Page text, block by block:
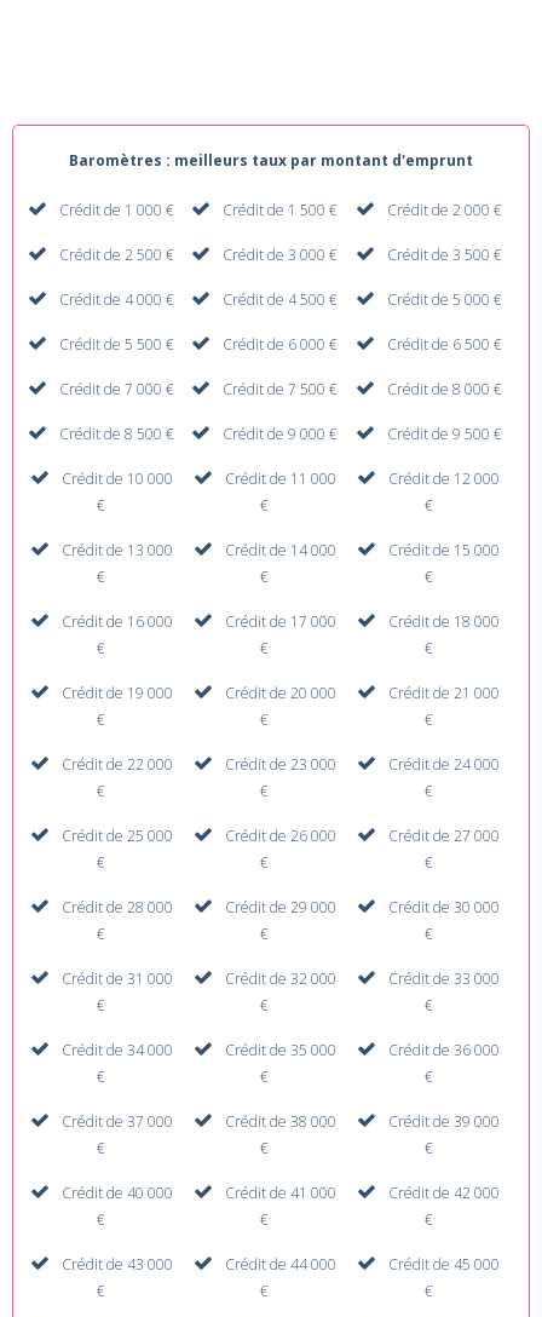
Baromètres : meilleurs taux par montant d'emprunt
Crédit de 1 000 € Crédit de 1 500 € Crédit de 2 000 €
Crédit de 2 500 € Crédit de 3 000 € Crédit de 3 500 €
Crédit de 4 000 € Crédit de 4 500 € Crédit de 5 000 €
Crédit de 5 500 € Crédit de 6 000 € Crédit de 6 500 €
Crédit de 7 000 € Crédit de 7 500 € Crédit de 8 000 €
Crédit de 8 500 € Crédit de 9 000 € Crédit de 9 500 €
Crédit de 10 000
€
Crédit de 11 000
€
Crédit de 12 000
€
Crédit de 13 000
€
Crédit de 14 000
€
Crédit de 15 000
€
Crédit de 16 000
€
Crédit de 17 000
€
Crédit de 18 000
€
Crédit de 19 000
€
Crédit de 20 000
€
Crédit de 21 000
€
Crédit de 22 000
€
Crédit de 23 000
€
Crédit de 24 000
€
Crédit de 25 000
€
Crédit de 26 000
€
Crédit de 27 000
€
Crédit de 28 000
€
Crédit de 29 000
€
Crédit de 30 000
€
Crédit de 31 000
€
Crédit de 32 000
€
Crédit de 33 000
€
Crédit de 34 000
€
Crédit de 35 000
€
Crédit de 36 000
€
Crédit de 37 000
€
Crédit de 38 000
€
Crédit de 39 000
€
Crédit de 40 000
€
Crédit de 41 000
€
Crédit de 42 000
€
Crédit de 43 000
€
Crédit de 44 000
€
Crédit de 45 000
€